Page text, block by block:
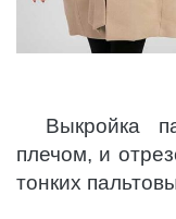
Выкройка
плечом, и
тонких